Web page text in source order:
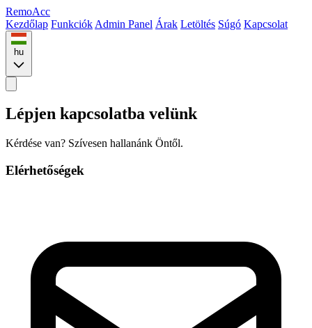
RemoAcc
Kezdőlap Funkciók Admin Panel Árak Letöltés Súgó Kapcsolat
hu
Lépjen kapcsolatba velünk
Kérdése van? Szívesen hallanánk Öntől.
Elérhetőségek